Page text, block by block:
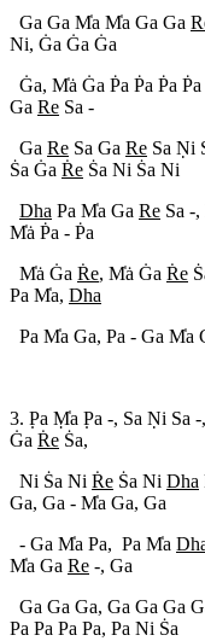
Ga Ga Ma Ma Ga Ga
Ni, Ga Ga Ga
Ga, Ma Ga Pa Pa Pa P
Ga Re Sa -
Ga Re Sa Ga Re Sa Ni
Sa Ga Re Sa Ni Sa Ni
Dha Pa Ma Ga Re Sa -,
Ma Pa - Pa
Ma Ga Re, Ma Ga Re S
Pa Ma, Dha
Pa Ma Ga, Pa - Ga Ma
3. Pa Ma Pa -, Sa Ni Sa
Ga Re Sa,
Ni Sa Ni Re Sa Ni Dha
Ga, Ga - Ma Ga, Ga
- Ga Ma Pa, Pa Ma
Ma Ga Re -, Ga
Ga Ga Ga, Ga Ga Ga
Pa Pa Pa Pa, Pa Ni Sa